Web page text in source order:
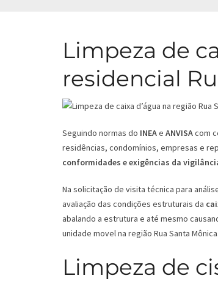
Limpeza de
residencial
Seguindo normas do INEAe ANVISAcom
residências, condomínios, empresas e
conformidades e exigências da
Na solicitação de visita técnica para
avaliação das condições estruturais da
abalando a estrutura e até mesmo
unidade movel na região Rua Santa Mônica.
Limpeza de